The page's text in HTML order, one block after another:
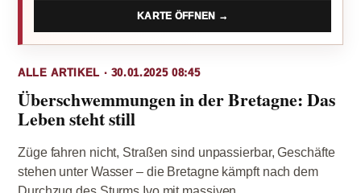
KARTE ÖFFNEN →
ALLE ARTIKEL · 30.01.2025 08:45
Überschwemmungen in der Bretagne: Das
Leben steht still
Züge fahren nicht, Straßen sind unpassierbar, Geschäfte
stehen unter Wasser – die Bretagne kämpft nach dem